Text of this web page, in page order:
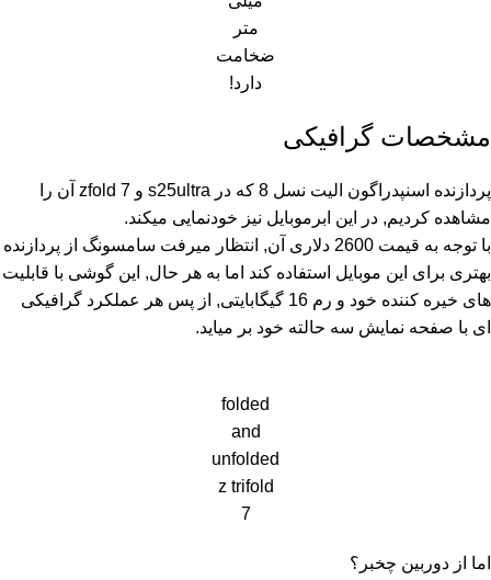
متر
ضخامت
دارد!
مشخصات گرافیکی
پردازنده اسنپدراگون الیت نسل 8 که در s25ultra و zfold 7 آن را
مشاهده کردیم, در این ابرموبایل نیز خودنمایی میکند.
با توجه به قیمت 2600 دلاری آن, انتظار میرفت
سامسونگ از پردازنده
بهتری برای این موبایل استفاده کند اما به هر حال, این گوشی با قابلیت
های خیره کننده خود و رم 16 گیگابایتی, از پس هر عملکرد گرافیکی
ای با صفحه نمایش سه حالته خود بر میاید.
folded
and
unfolded
z trifold
7
اما از دوربین چخبر؟